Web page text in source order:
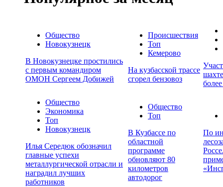
Общество
Новокузнецк
В Новокузнецке простились
с первым командиром
ОМОН Сергеем Добижей
Происшествия
Топ
Кемерово
На кузбасской трассе
сгорел бензовоз
Общество
Экономика
Топ
Новокузнецк
Илья Середюк обозначил
главные успехи
металлургической отрасли и
наградил лучших
работников
Общество
Топ
В Кузбассе по
областной
программе
обновляют 80
километров
автодорог
По